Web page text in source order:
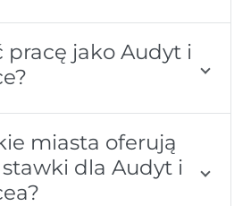
pracę jako Audyt i
miasta oferują
dla Audyt i